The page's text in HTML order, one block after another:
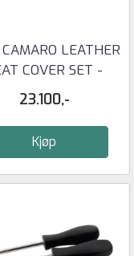
LEATHER
COVER SET -
COUPE ...
23.100,-
Kjøp